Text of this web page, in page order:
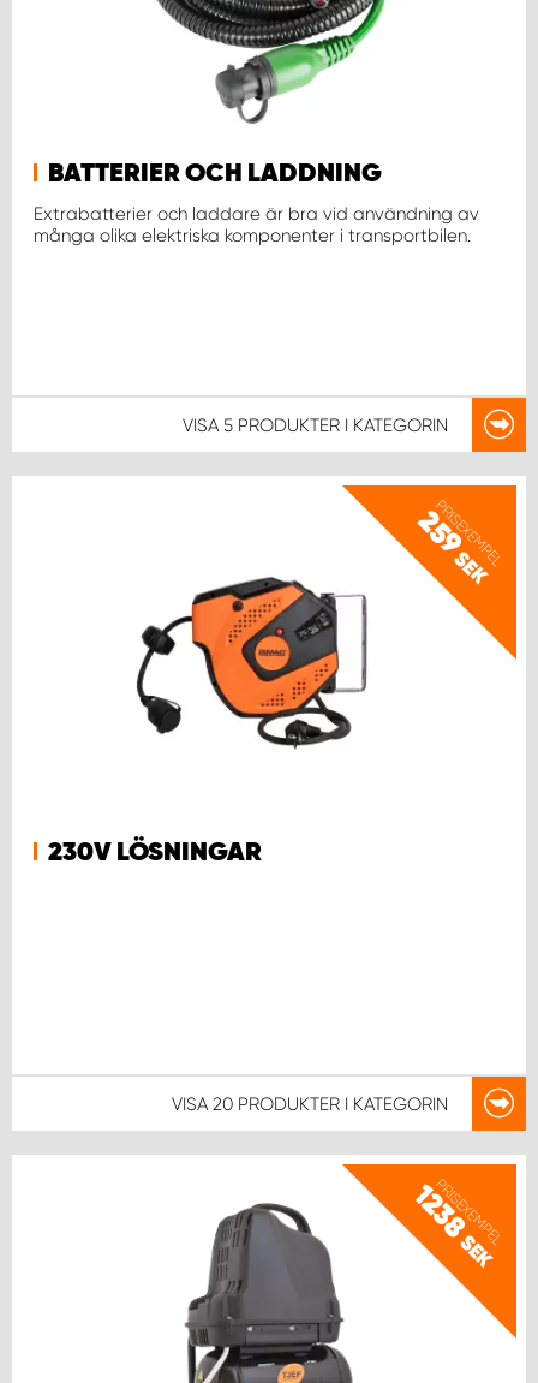
BATTERIER OCH LADDNING
Extrabatterier och laddare är bra vid användning av
många olika elektriska komponenter i transportbilen.
VISA 5 PRODUKTER I KATEGORIN
PRISEXEMPEL
259
SEK
230V LÖSNINGAR
VISA 20 PRODUKTER I KATEGORIN
PRISEXEMPEL
1238
SEK
WORK SYSTEM VÄSTERÅS
WORK SYSTEM ÖSTERSUND